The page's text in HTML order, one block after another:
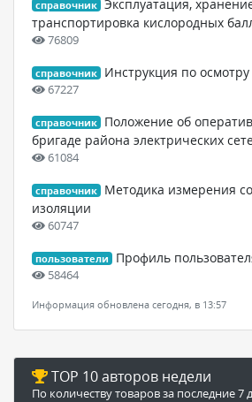
справочник Эксплуатация,
транспортировка кислородных
76809
справочник Инструкция по
67227
справочник
Положение об
бригаде района электрических
61084
справочник
Методика измерения
изоляции
60747
пользователи Профиль
58464
Информация обновлена сегодня, в 13:57
TOP 10 авторов недели
По количеству товаров за последние 7